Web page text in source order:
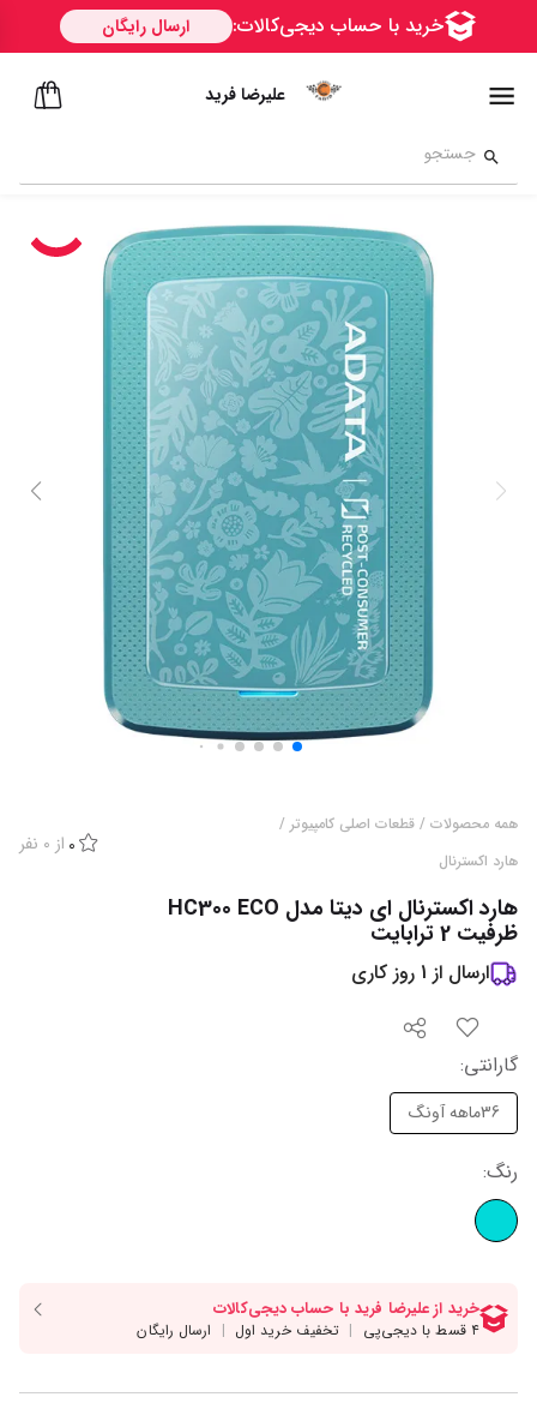
علیرضا فرید
همه محصولات / قطعات اصلی کامپیوتر /
هارد اکسترنال
0 از 0 نفر
هارد اکسترنال ای دیتا مدل HC300 ECO
ظرفیت 2 ترابایت
ارسال از 1 روز کاری
گارانتی:
36ماهه آونگ
رنگ: